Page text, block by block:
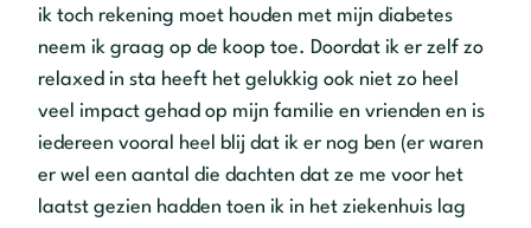
ik toch rekening moet houden met mijn diabetes
neem ik graag op de koop toe. Doordat ik er zelf zo
relaxed in sta heeft het gelukkig ook niet zo heel
veel impact gehad op mijn familie en vrienden en is
iedereen vooral heel blij dat ik er nog ben (er waren
er wel een aantal die dachten dat ze me voor het
laatst gezien hadden toen ik in het ziekenhuis lag